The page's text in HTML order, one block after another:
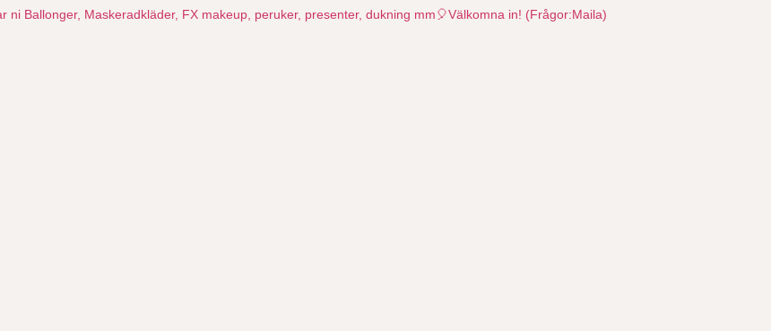
ni Ballonger, Maskeradkläder, FX makeup, peruker, presenter, dukning mm🎈Välkomna in! (Frågor:Maila)